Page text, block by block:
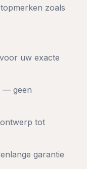
zoals
uw exacte
— geen
tot
garantie